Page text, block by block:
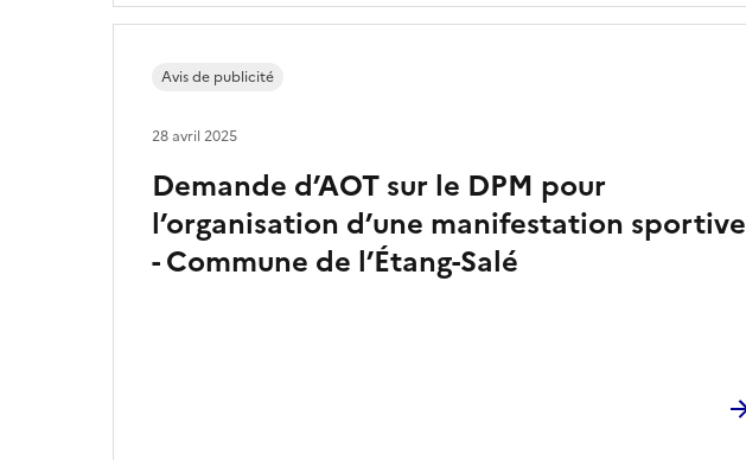
Demande d’AOT sur le DPM pour
l’organisation d’une manifestation sportive
- Commune de l’Étang-Salé
Avis de publicité
28 avril 2025